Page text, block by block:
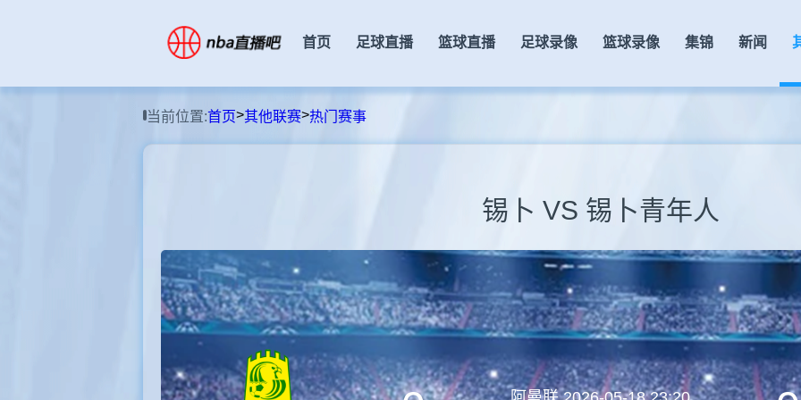
首页 足球直播 篮球直播 足球录像 篮球录像 集锦 新闻
当前位置:首页>其他联赛>热门赛事
锡卜 VS 锡卜青年人